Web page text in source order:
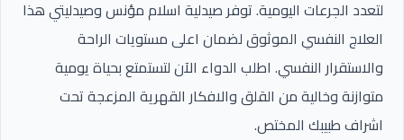
لتعدد الجرعات اليومية. توفر صيدلية اسلام مؤنس وصيدليتي هذا
العلاج النفسي الموثوق لضمان اعلى مستويات الراحة
والاستقرار النفسي. اطلب الدواء الآن لتستمتع بحياة يومية
متوازنة وخالية من القلق والافكار القهرية المزعجة تحت
اشراف طبيبك المختص.